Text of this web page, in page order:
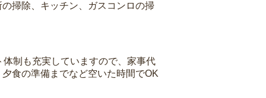
掃除、キッチン、ガスコンロの掃
制も充実していますので、家事代
食の準備までなど空いた時間でOK